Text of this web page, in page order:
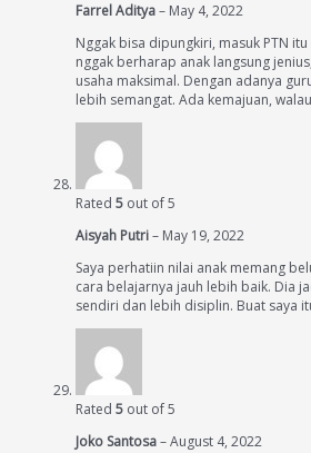
Farrel Aditya– May 4, 2022
Nggak bisa dipungkiri, masuk PTN
nggak berharap anak langsung
usaha maksimal. Dengan adanya
lebih semangat. Ada kemajuan,
Rated 5 out of 5
Aisyah Putri– May 19, 2022
Saya perhatiin nilai anak memang
cara belajarnya jauh lebih baik. Dia
sendiri dan lebih disiplin. Buat saya
Rated 5 out of 5
Joko Santosa–August 4, 2022